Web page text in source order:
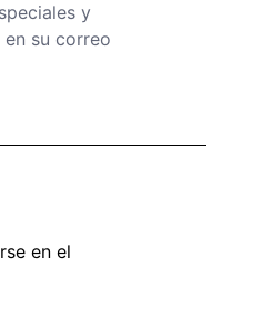
y
su correo
en el